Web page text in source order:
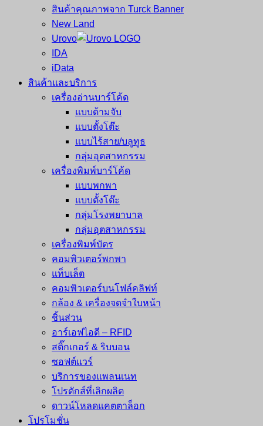
สินค้าคุณภาพจาก Turck Banner
New Land
Urovo
IDA
iData
สินค้าและบริการ
เครื่องอ่านบาร์โค้ด
แบบด้ามจับ
แบบตั้งโต๊ะ
แบบไร้สาย/บลูทูธ
กลุ่มอุตสาหกรรม
เครื่องพิมพ์บาร์โค้ด
แบบพกพา
แบบตั้งโต๊ะ
กลุ่มโรงพยาบาล
กลุ่มอุตสาหกรรม
เครื่องพิมพ์บัตร
คอมพิวเตอร์พกพา
แท็บเล็ต
คอมพิวเตอร์บนโฟล์คลิฟท์
กล้อง & เครื่องจดจำใบหน้า
ชิ้นส่วน
อาร์เอฟไอดี – RFID
สติ๊กเกอร์ & ริบบอน
ซอฟต์แวร์
บริการของแพลนเนท
โปรดักส์ที่เลิกผลิต
ดาวน์โหลดแคตตาล็อก
โปรโมชั่น